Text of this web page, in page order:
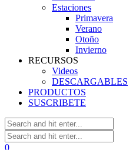
Estaciones
Primavera
Verano
Otoño
Invierno
RECURSOS
Videos
DESCARGABLES
PRODUCTOS
SUSCRIBETE
0